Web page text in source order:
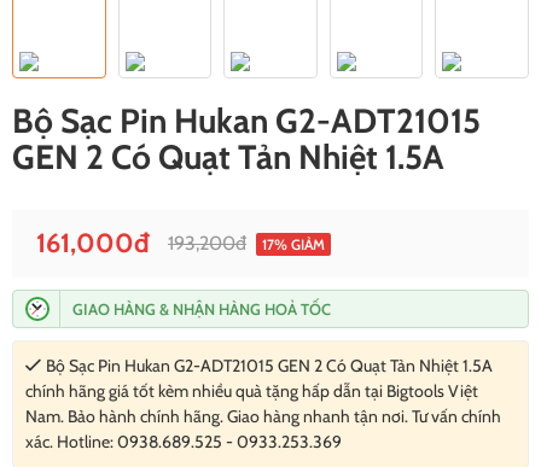
Bộ Sạc Pin Hukan G2-ADT21015
GEN 2 Có Quạt Tản Nhiệt 1.5A
161,000đ 193,200đ 17% GIẢM
GIAO HÀNG & NHẬN HÀNG HOẢ TỐC
Bộ Sạc Pin Hukan G2-ADT21015 GEN 2 Có Quạt Tản Nhiệt 1.5A
chính hãng giá tốt kèm nhiều quà tặng hấp dẫn tại Bigtools Việt
Nam. Bảo hành chính hãng. Giao hàng nhanh tận nơi. Tư vấn chính
xác. Hotline: 0938.689.525 - 0933.253.369